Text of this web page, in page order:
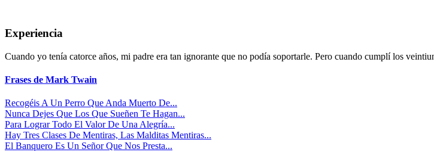
Experiencia
Cuando yo tenía catorce años, mi padre era tan ignorante que no podía soportarle. Pero cuando cumplí los
Frases de Mark Twain
Recogéis A Un Perro Que Anda Muerto De...
Nunca Dejes Que Los Que Sueñen Te Hagan...
Para Lograr Todo El Valor De Una Alegría...
Hay Tres Clases De Mentiras, Las Malditas Mentiras...
El Banquero Es Un Señor Que Nos Presta...